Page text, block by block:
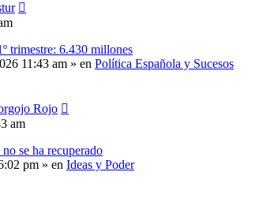
trimestre: 6.430 millones
11:43 am » en Política Española y Sucesos
Rojo
am
se ha recuperado
pm » en Ideas y Poder